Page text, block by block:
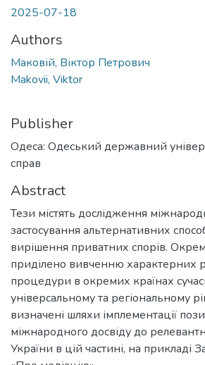
2025-07-18
Authors
Маковій, Віктор Петрович
Makovii, Viktor
Publisher
Одеса: Одеський державний
справ
Abstract
Тези містять дослідження
застосування альтернативних
вирішення приватних спорів.
приділено вивченню характерних
процедури в окремих країнах
універсальному та регіональному
визначені шляхи імплементації
міжнародного досвіду до
України в цій частині, на прикладі